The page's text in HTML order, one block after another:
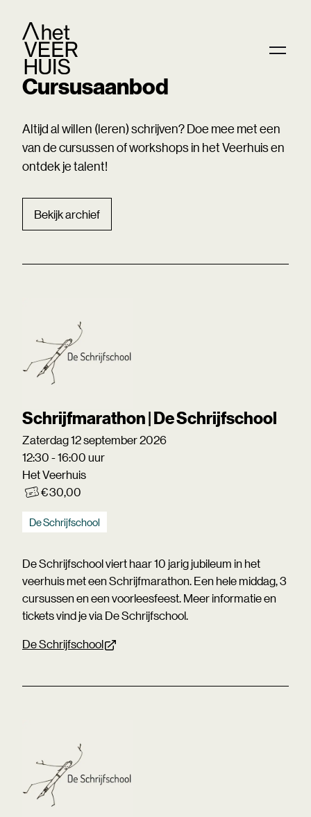
Cursusaanbod
Altijd al willen (leren) schrijven? Doe mee met een
van de cursussen of workshops in het Veerhuis en
ontdek je talent!
Bekijk archief
Schrijfmarathon | De Schrijfschool
Zaterdag 12 september 2026
12:30 - 16:00 uur
Het Veerhuis
€ 30,00
De Schrijfschool
De Schrijfschool viert haar 10 jarig jubileum in het
veerhuis met een Schrijfmarathon. Een hele middag, 3
cursussen en een voorleesfeest. Meer informatie en
tickets vind je via De Schrijfschool.
De Schrijfschool